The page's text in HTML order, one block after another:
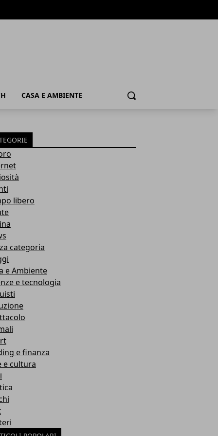
CASA E AMBIENTE Cerca
libero
categoria
e Ambiente
e tecnologia
e finanza
e cultura